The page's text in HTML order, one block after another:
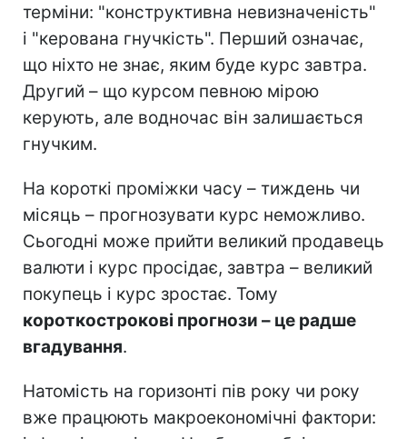
терміни: "конструктивна невизначеність"
і "керована гнучкість". Перший означає,
що ніхто не знає, яким буде курс завтра.
Другий – що курсом певною мірою
керують, але водночас він залишається
гнучким.
На короткі проміжки часу – тиждень чи
місяць – прогнозувати курс неможливо.
Сьогодні може прийти великий продавець
валюти і курс просідає, завтра – великий
покупець і курс зростає. Тому
короткострокові прогнози – це радше
вгадування.
Натомість на горизонті пів року чи року
вже працюють макроекономічні фактори: